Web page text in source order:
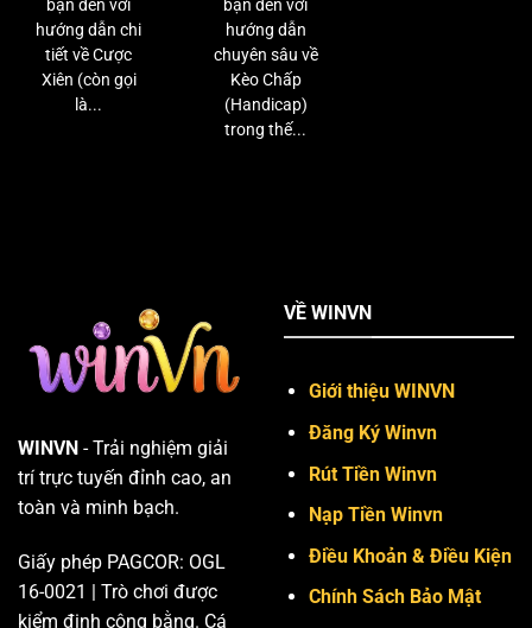
bạn đến với
hướng dẫn chi
tiết về Cược
Xiên (còn gọi
là...
bạn đến với
hướng dẫn
chuyên sâu về
Kèo Chấp
(Handicap)
trong thế...
WINVN - Trải nghiệm giải
trí trực tuyến đỉnh cao, an
toàn và minh bạch.
Giấy phép PAGCOR: OGL
16-0021 | Trò chơi được
kiểm định công bằng. Cá
VỀ WINVN
Giới thiệu WINVN
Đăng Ký Winvn
Rút Tiền Winvn
Nạp Tiền Winvn
Điều Khoản & Điều Kiện
Chính Sách Bảo Mật